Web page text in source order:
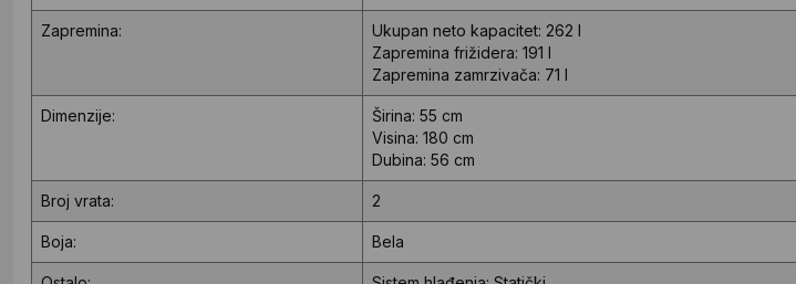
Zapremina:
Ukupan neto kapacitet: 262 l
Zapremina frižidera: 191 l
Zapremina zamrzivača: 71 l
Dimenzije:
Širina: 55 cm
Visina: 180 cm
Dubina: 56 cm
Broj vrata: 2
Boja: Bela